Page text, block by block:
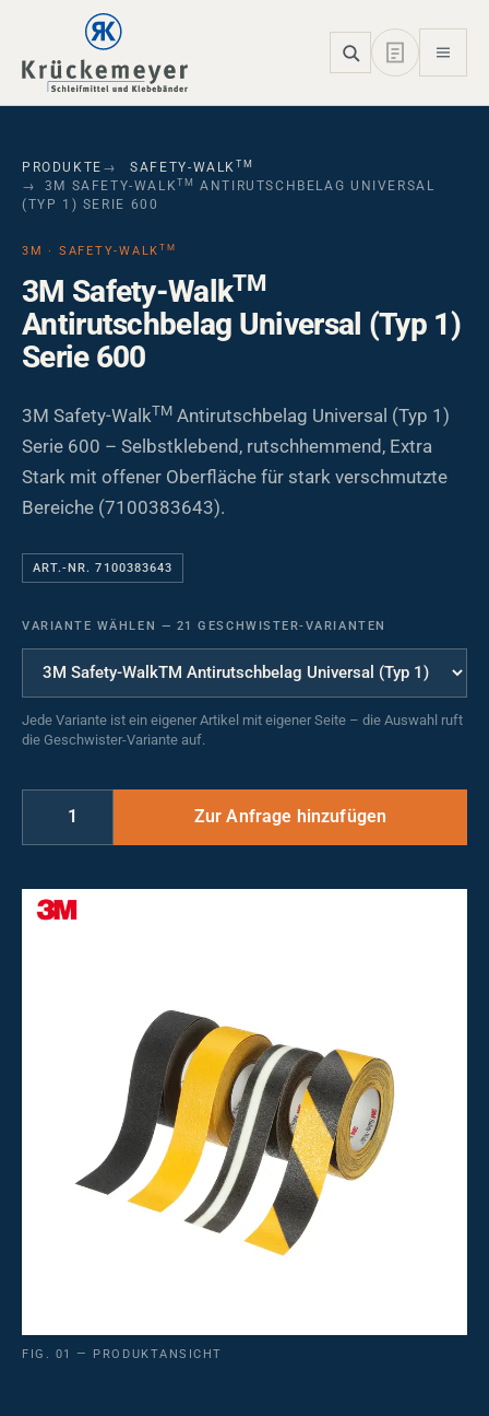
Skip to main navigation
Skip to main content
Skip to page footer
PRODUKTE SAFETY-WALK TM
3M SAFETY-WALKTM
ANTIRUTSCHBELAG UNIVERSAL
(TYP 1) SERIE 600
3M · SAFETY-WALK TM
3M Safety-WalkTM
Antirutschbelag Universal (Typ 1)
Serie 600
3M Safety-WalkTM Antirutschbelag Universal (Typ 1)
Serie 600 – Selbstklebend, rutschhemmend, Extra
Stark mit offener Oberfläche für stark verschmutzte
Bereiche (7100383643).
ART.-NR. 7100383643
VARIANTE WÄHLEN — 21 GESCHWISTER-VARIANTEN
Jede Variante ist ein eigener Artikel mit eigener Seite – die Auswahl ruft
die Geschwister-Variante auf.
FIG. 01 — PRODUKTANSICHT